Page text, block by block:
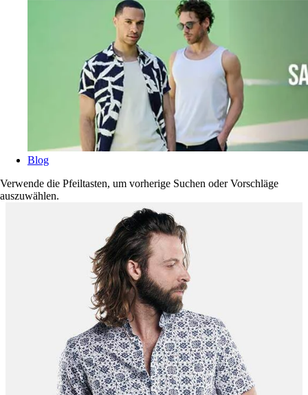
Blog
Verwende die Pfeiltasten, um vorherige Suchen oder Vorschläge
auszuwählen.